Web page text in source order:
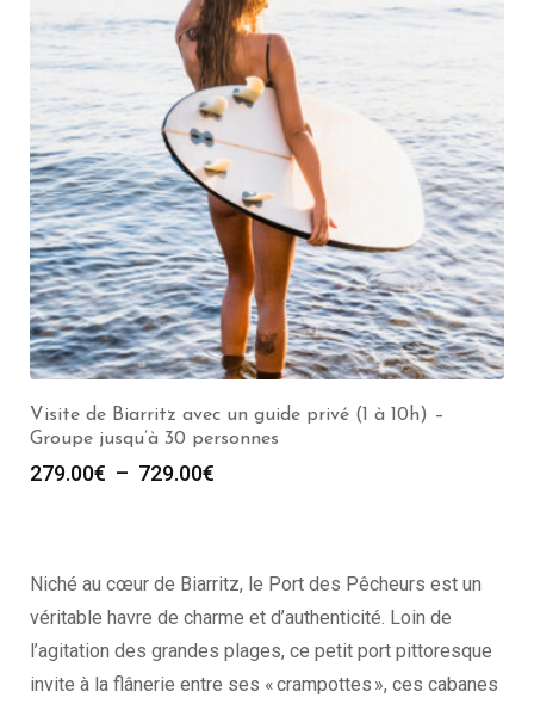
Visiter Biarritz avec un guide privé (2h) – Groupe de 1
à 30 personnes
3.00€
Niché au cœur de Biarritz, le Port des Pêcheurs est un
véritable havre de charme et d’authenticité. Loin de
l’agitation des grandes plages, ce petit port pittoresque
invite à la flânerie entre ses « crampottes », ces cabanes